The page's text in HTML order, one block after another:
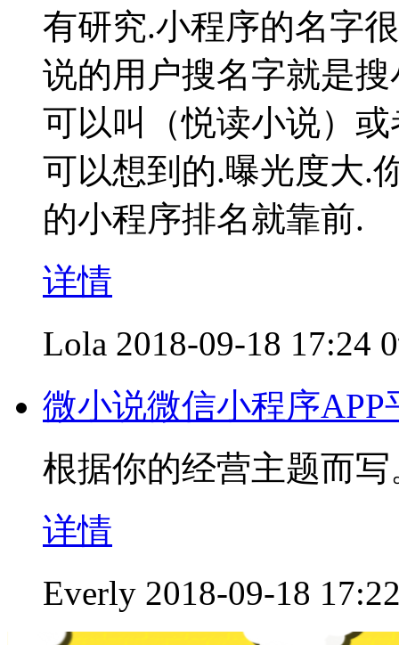
有研究.小程序的名字
说的用户搜名字就是
可以叫（悦读小说）
可以想到的.曝光度大.
的小程序排名就靠前.
详情
Lola 2018-09-18 17:24
微小说微信小程序
根据你的经营主题而写
详情
Everly 2018-09-18